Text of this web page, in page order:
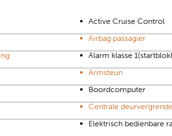
Active Cruise Control
Airbag passagier
Alarm klasse
Armsteun
Boordcomputer
Centrale
Elektrisch bedienbare